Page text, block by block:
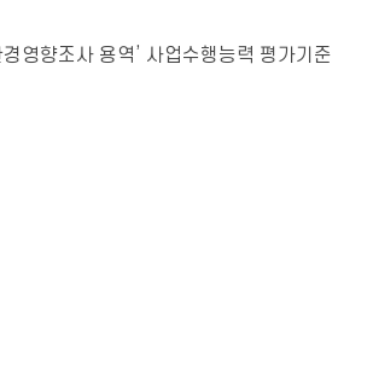
영향조사 용역’ 사업수행능력 평가기준